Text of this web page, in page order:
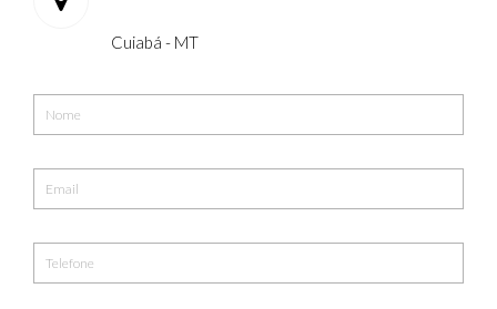
Cuiabá - MT